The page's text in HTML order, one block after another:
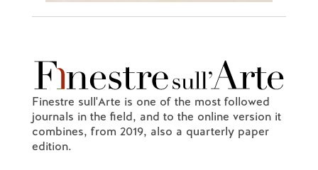
Finestre sull'Arte is one of the most followed
journals in the field, and to the online version it
combines, from 2019, also a quarterly paper
edition.